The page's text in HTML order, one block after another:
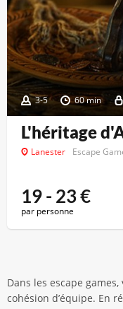
3-5 60 min
L'héritage
Lanester Escape
19 - 23€
par personne
Dans les escape
cohésion d’équipe. En